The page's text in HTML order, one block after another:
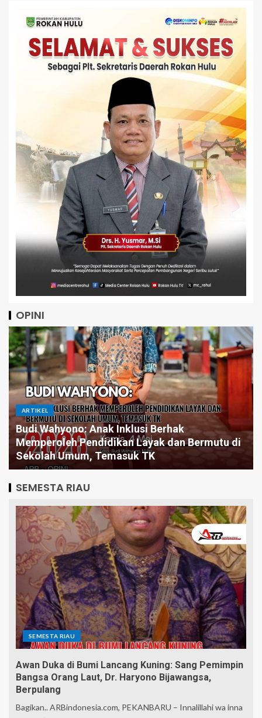
OPINI
ARTIKEL
Budi Wahyono: Anak Inklusi Berhak
Memperoleh Pendidikan Layak dan Bermutu di
Sekolah Umum, Temasuk TK
SEMESTA RIAU
SEMESTA RIAU
Awan Duka di Bumi Lancang Kuning: Sang Pemimpin
Bangsa Orang Laut, Dr. Haryono Bijawangsa,
Berpulang
Bagikan.. ARBindonesia.com, PEKANBARU – Innalillahi wa inna